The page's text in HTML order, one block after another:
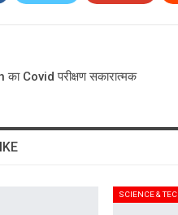
Covid परीक्षण सकारात्मक
SCIENCE & TEC